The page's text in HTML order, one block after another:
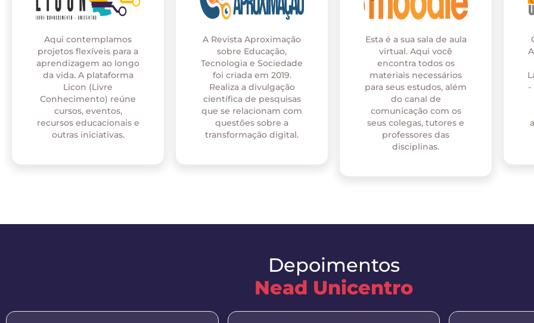
Aqui contemplamos
projetos flexíveis para a
aprendizagem ao longo
da vida. A plataforma
Licon (Livre
Conhecimento) reúne
cursos, eventos,
recursos educacionais e
outras iniciativas.
A Revista Aproximação
sobre Educação,
Tecnologia e Sociedade
foi criada em 2019.
Realiza a divulgação
científica de pesquisas
que se relacionam com
questões sobre a
transformação digital.
Esta é a sua sala de aula
virtual. Aqui você
encontra todos os
materiais necessários
para seus estudos, além
do canal de
comunicação com os
seus colegas, tutores e
professores das
disciplinas.
-
Depoimentos
Nead Unicentro